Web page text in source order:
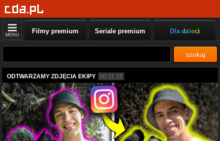
MENU Filmy premium Seriale premium Dla dzieci
szukaj
ODTWARZAMY ZDJĘCIA EKIPY 00:11:25